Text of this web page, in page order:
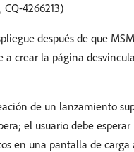
CQ-4266213)
después de que
a crear la página
de un lanzamiento
el usuario debe
en una pantalla de carga